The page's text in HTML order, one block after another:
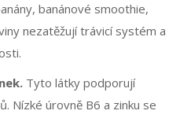
banánové smoothie,
nezatěžují trávicí systém a
Tyto látky podporují
Nízké úrovně B6 a zinku se